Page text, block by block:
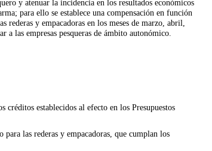
y atenuar la incidencia en los resultados económicos
para ello se establece una compensación en función
rederas y empacadoras en los meses de marzo, abril,
las empresas pesqueras de ámbito autonómico.
créditos establecidos al efecto en los Presupuestos
las rederas y empacadoras, que cumplan los